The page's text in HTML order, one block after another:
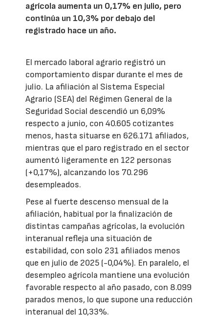
agrícola aumenta un 0,17% en julio, pero
continúa un 10,3% por debajo del
registrado hace un año.
El mercado laboral agrario registró un
comportamiento dispar durante el mes de
julio. La afiliación al Sistema Especial
Agrario (SEA) del Régimen General de la
Seguridad Social descendió un 6,09%
respecto a junio, con 40.605 cotizantes
menos, hasta situarse en 626.171 afiliados,
mientras que el paro registrado en el sector
aumentó ligeramente en 122 personas
(+0,17%), alcanzando los 70.296
desempleados.
Pese al fuerte descenso mensual de la
afiliación, habitual por la finalización de
distintas campañas agrícolas, la evolución
interanual refleja una situación de
estabilidad, con solo 231 afiliados menos
que en julio de 2025 (-0,04%). En paralelo, el
desempleo agrícola mantiene una evolución
favorable respecto al año pasado, con 8.099
parados menos, lo que supone una reducción
interanual del 10,33%.